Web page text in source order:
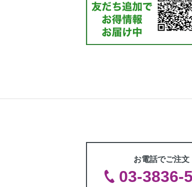
お電話でご注文
03-3836-